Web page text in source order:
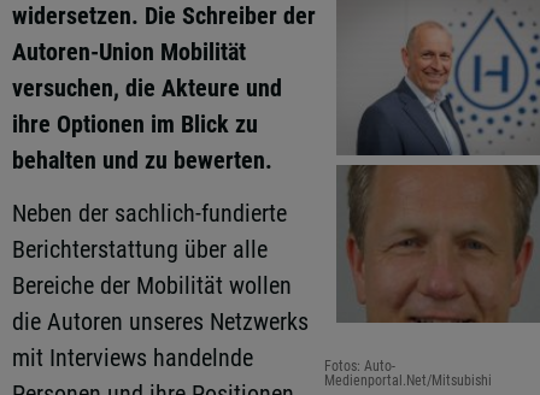
Fotos: Auto-
Medienportal.Net/Mitsubishi
widersetzen. Die Schreiber der
Autoren-Union Mobilität
versuchen, die Akteure und
ihre Optionen im Blick zu
behalten und zu bewerten.
Neben der sachlich-fundierte
Berichterstattung über alle
Bereiche der Mobilität wollen
die Autoren unseres Netzwerks
mit Interviews handelnde